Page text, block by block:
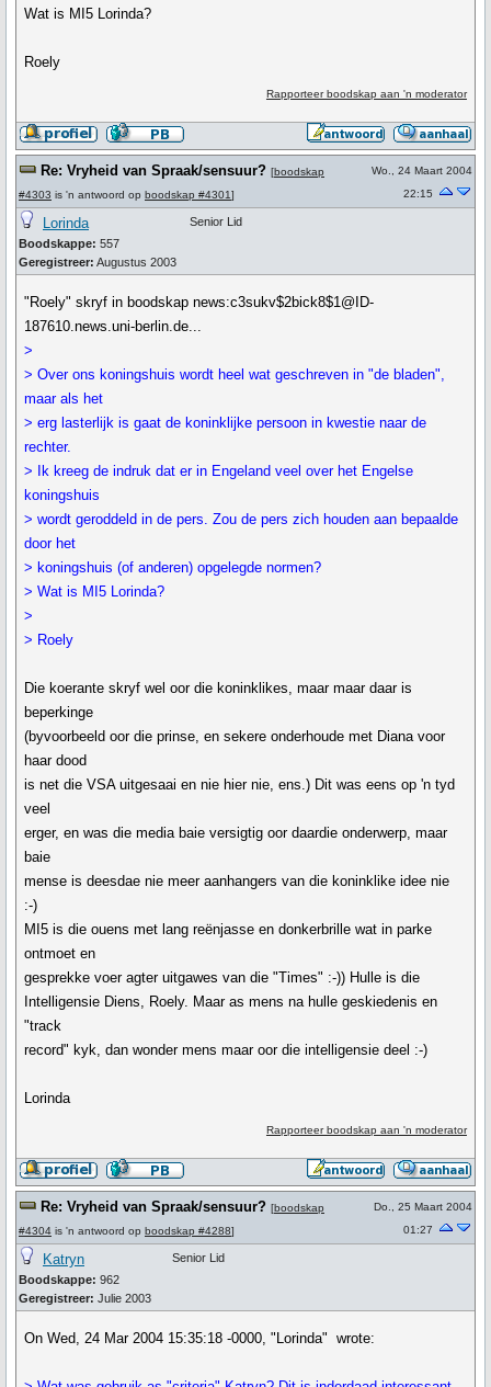
Wat is MI5 Lorinda?
Roely
Rapporteer boodskap aan 'n moderator
Re: Vryheid van Spraak/sensuur? [boodskap
#4303 is 'n antwoord op boodskap #4301]
Wo., 24 Maart 2004
22:15
Lorinda
Boodskappe: 557
Geregistreer: Augustus 2003
Senior Lid
"Roely" skryf in boodskap news:c3sukv$2bick8$1@ID-
187610.news.uni-berlin.de...
>
> Over ons koningshuis wordt heel wat geschreven in "de bladen",
maar als het
> erg lasterlijk is gaat de koninklijke persoon in kwestie naar de
rechter.
> Ik kreeg de indruk dat er in Engeland veel over het Engelse
koningshuis
> wordt geroddeld in de pers. Zou de pers zich houden aan bepaalde
door het
> koningshuis (of anderen) opgelegde normen?
> Wat is MI5 Lorinda?
>
> Roely
Die koerante skryf wel oor die koninklikes, maar maar daar is
beperkinge
(byvoorbeeld oor die prinse, en sekere onderhoude met Diana voor
haar dood
is net die VSA uitgesaai en nie hier nie, ens.) Dit was eens op 'n tyd
veel
erger, en was die media baie versigtig oor daardie onderwerp, maar
baie
mense is deesdae nie meer aanhangers van die koninklike idee nie
:-)
MI5 is die ouens met lang reënjasse en donkerbrille wat in parke
ontmoet en
gesprekke voer agter uitgawes van die "Times" :-)) Hulle is die
Intelligensie Diens, Roely. Maar as mens na hulle geskiedenis en
"track
record" kyk, dan wonder mens maar oor die intelligensie deel :-)
Lorinda
Rapporteer boodskap aan 'n moderator
Re: Vryheid van Spraak/sensuur? [boodskap
#4304 is 'n antwoord op boodskap #4288]
Do., 25 Maart 2004
01:27
Katryn
Boodskappe: 962
Geregistreer: Julie 2003
Senior Lid
On Wed, 24 Mar 2004 15:35:18 -0000, "Lorinda" wrote: